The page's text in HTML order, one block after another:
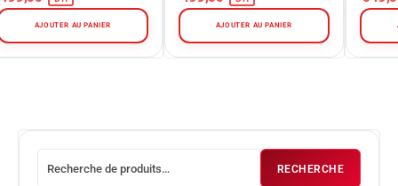
AJOUTER AU PANIER AJOUTER AU PANIER
RECHERCHE